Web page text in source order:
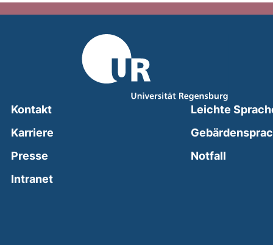
Kontakt
Karriere
Presse
Intranet(external link, opens in a new window)
Leichte
Notfall